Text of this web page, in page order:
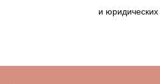
и юридических